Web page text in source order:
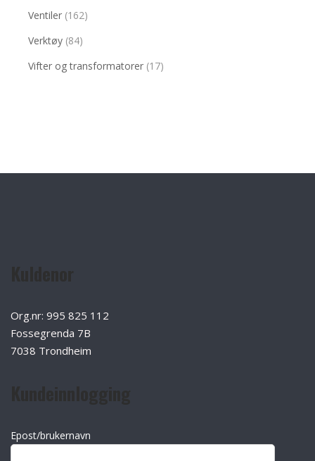
Ventiler (162)
Verktøy (84)
Vifter og transformatorer (17)
Org.nr: 995 825 112
Fossegrenda 7B
7038 Trondheim
Epost/brukernavn